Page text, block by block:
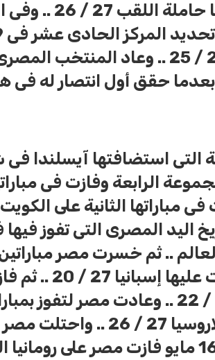
المجر على مصر 29 / 25 .. وعاد
بعدما حقق أول انتصار له فى
الرابعة وفازت فى
اليد المصرى التى تفوز فيها
.. ثم خسرت مصر مباراتين
المباراة الأولى
المباراة التالية 23 / 22 .. وعادت مصر
المجموعة على بيلاروسيا
لدور الـ 16 .. وفى 16 مايو فازت مصر على